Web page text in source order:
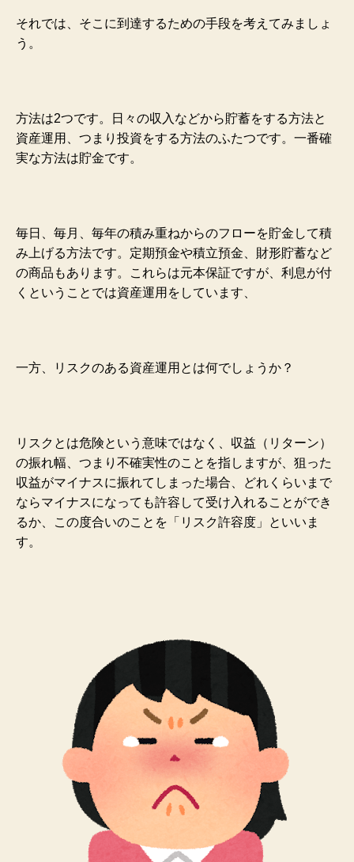
それでは、そこに到達するための手段を考えてみましょ
う。
方法は2つです。日々の収入などから貯蓄をする方法と
資産運用、つまり投資をする方法のふたつです。一番確
実な方法は貯金です。
毎日、毎月、毎年の積み重ねからのフローを貯金して積
み上げる方法です。定期預金や積立預金、財形貯蓄など
の商品もあります。これらは元本保証ですが、利息が付
くということでは資産運用をしています、
一方、リスクのある資産運用とは何でしょうか？
リスクとは危険という意味ではなく、収益（リターン）
の振れ幅、つまり不確実性のことを指しますが、狙った
収益がマイナスに振れてしまった場合、どれくらいまで
ならマイナスになっても許容して受け入れることができ
るか、この度合いのことを「リスク許容度」といいま
す。